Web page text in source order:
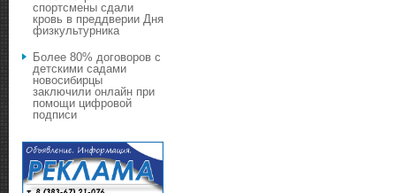
спортсмены сдали
кровь в преддверии Дня
физкультурника
Более 80% договоров с
детскими садами
новосибирцы
заключили онлайн при
помощи цифровой
подписи